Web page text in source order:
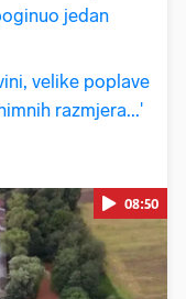
jedan
velike poplave
razmjera...'
08:50